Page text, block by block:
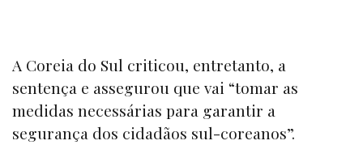
A Coreia do Sul criticou, entretanto, a
sentença e assegurou que vai “tomar as
medidas necessárias para garantir a
segurança dos cidadãos sul-coreanos”.